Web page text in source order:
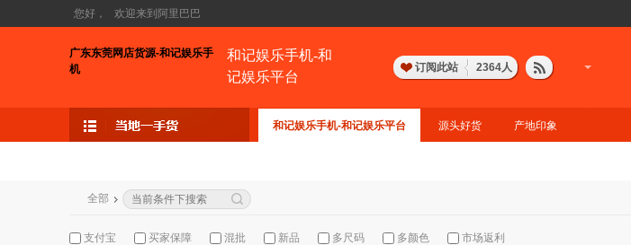
您好， 欢迎来到阿里巴巴
广东东莞网店货源-和记娱乐手
机
和记娱乐手机-和
记娱乐平台
订阅此站 2364人
和记娱乐手机-和记娱乐平台 源头好货 产地印象
全部
支付宝 买家保障 混批 新品 多尺码 多颜色 市场返利